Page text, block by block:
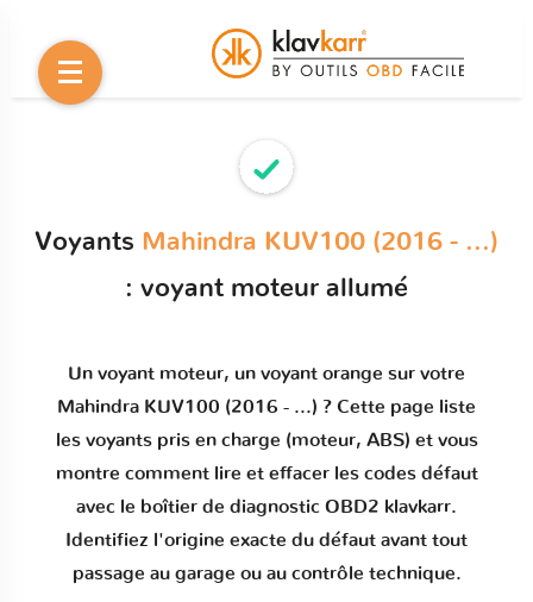
Voyants Mahindra KUV100 (2016 - ...)
: voyant moteur allumé
Un voyant moteur, un voyant orange sur votre
Mahindra KUV100 (2016 - ...) ? Cette page liste
les voyants pris en charge (moteur, ABS) et vous
montre comment lire et effacer les codes défaut
avec le boîtier de diagnostic OBD2 klavkarr.
Identifiez l'origine exacte du défaut avant tout
passage au garage ou au contrôle technique.